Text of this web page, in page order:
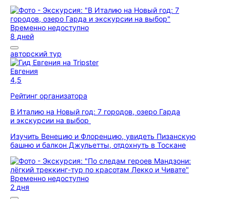
Временно недоступно
8 дней
авторский тур
Евгения
4,5
Рейтинг организатора
В Италию на Новый год: 7 городов, озеро Гарда
и экскурсии на выбор
Изучить Венецию и Флоренцию, увидеть Пизанскую
башню и балкон Джульетты, отдохнуть в Тоскане
Временно недоступно
2 дня